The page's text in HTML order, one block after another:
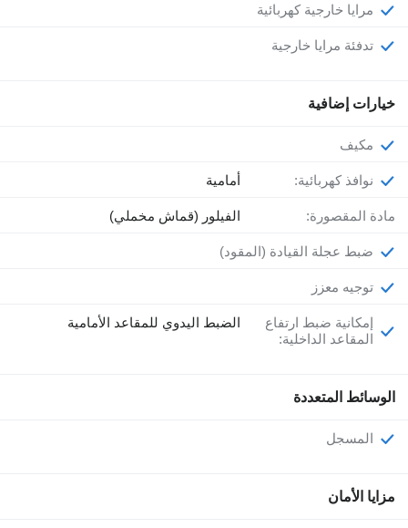
مرايا خارجية كهربائية
تدفئة مرايا خارجية
خيارات إضافية
مكيف
نوافذ كهربائية: أمامية
مادة المقصورة: الفيلور (قماش مخملي)
ضبط عجلة القيادة (المقود)
توجيه معزز
إمكانية ضبط ارتفاع
المقاعد الداخلية:
الضبط اليدوي للمقاعد الأمامية
الوسائط المتعددة
المسجل
مزايا الأمان